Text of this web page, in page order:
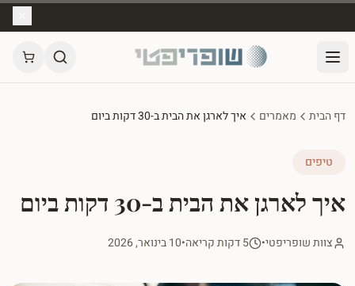
דף הבית מאמרים איך לארגן את הבית ב-30 דקות ביום
טיפים
איך לארגן את הבית ב-30 דקות ביום
צוות שופריפטי• 5 דקות קריאה •10 בינואר, 2026